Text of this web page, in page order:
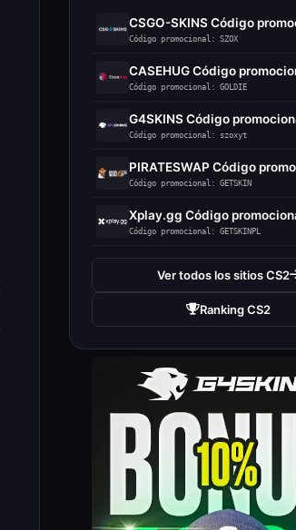
CSGO-SKINS Código
Código promocional: SZOX
CASEHUG Código
Código promocional: GOLDIE
G4SKINS Código
Código promocional: szoxyt
PIRATESWAP Código
Código promocional: GETSKIN
Xplay.gg Código
Código promocional: GETSKINPL
Ver todos los sitios CS2
Ranking CS2